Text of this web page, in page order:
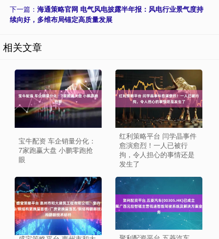
下一篇： 海通策略官网 电气风电披露半年报：风电行业景气度持
续向好，多维布局锚定高质量发展
相关文章
宝牛配资 车企销量分化：
7家跑赢大盘 小鹏零跑抢
眼
红利策略平台 闫学晶事件
愈演愈烈！一人已被行
拘，令人担心的事情还是
发生了